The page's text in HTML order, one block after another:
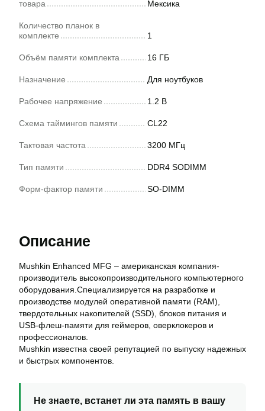
товара
Мексика
Количество планок в
комплекте
1
Объём памяти комплекта 16 ГБ
Назначение Для ноутбуков
Рабочее напряжение 1.2 В
Схема таймингов памяти CL22
Тактовая частота 3200 МГц
Тип памяти DDR4 SODIMM
Форм-фактор памяти SO-DIMM
Описание
Mushkin Enhanced MFG – американская компания-
производитель высокопроизводительного компьютерного
оборудования.Специализируется на разработке и
производстве модулей оперативной памяти (RAM),
твердотельных накопителей (SSD), блоков питания и
USB-флеш-памяти для геймеров, оверклокеров и
профессионалов.
Mushkin известна своей репутацией по выпуску надежных
и быстрых компонентов.
Не знаете, встанет ли эта память в вашу